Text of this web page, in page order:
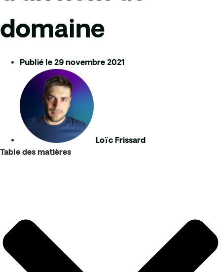
domaine
Publié le 29 novembre 2021
Loïc Frissard
Table des matières